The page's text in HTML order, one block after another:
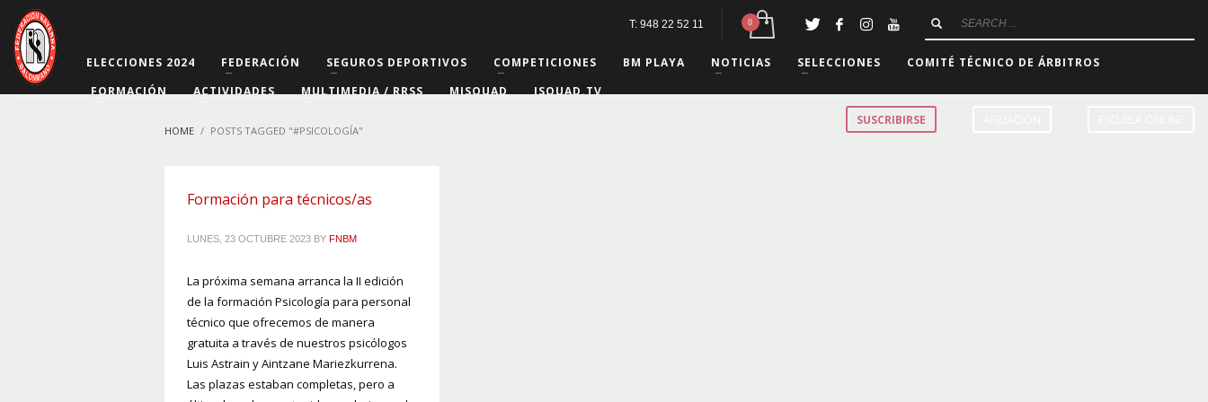
T: 948 22 52 11
ELECCIONES 2024 FEDERACIÓN SEGUROS DEPORTIVOS COMPETICIONES BM PLAYA NOTICIAS SELECCIONES
COMITÉ TÉCNICO DE ÁRBITROS
FORMACIÓN
ACTIVIDADES MULTIMEDIA / RRSS MISQUAD
ISQUAD.TV
SUSCRIBIRSE
HOME POSTS TAGGED "#PSICOLOGÍA"
Formación para técnicos/as
LUNES, 23 OCTUBRE 2023 BY FNBM
La próxima semana arranca la II edición
de la formación Psicología para personal
técnico que ofrecemos de manera
gratuita a través de nuestros psicólogos
Luis Astrain y Aintzane Mariezkurrena.
Las plazas estaban completas, pero a